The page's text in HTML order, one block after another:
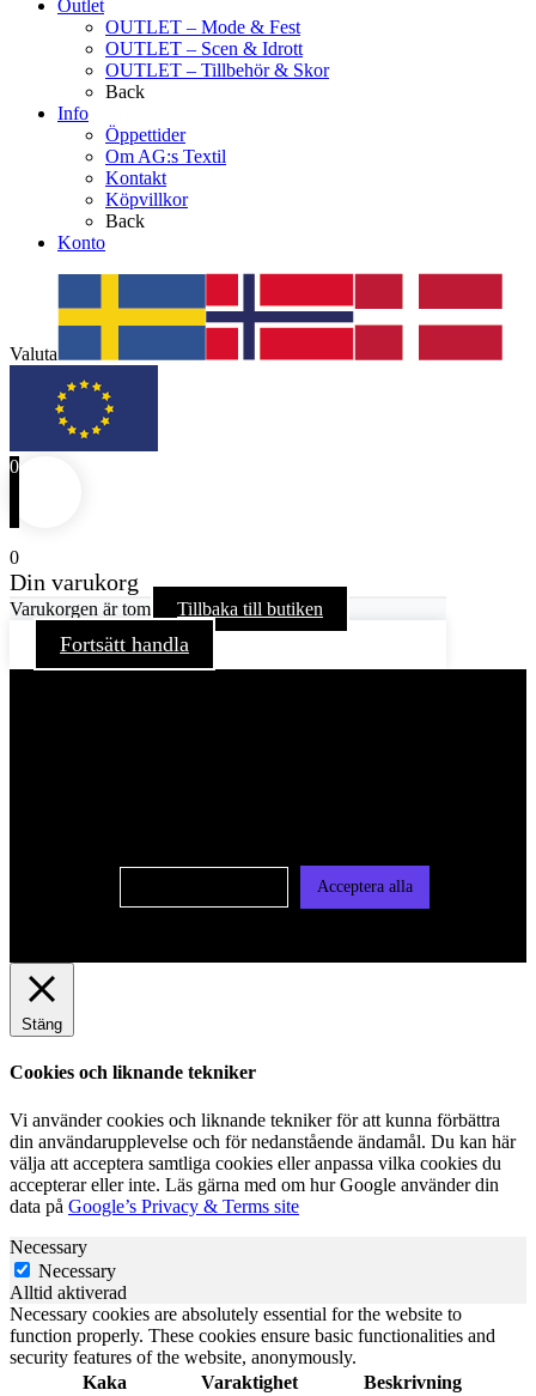
Outlet
OUTLET – Mode & Fest
OUTLET – Scen & Idrott
OUTLET – Tillbehör & Skor
Back
Info
Öppettider
Om AG:s Textil
Kontakt
Köpvillkor
Back
Konto
Valuta
0
0
Din varukorg
Varukorgen är tom Tillbaka till butiken
Fortsätt handla
Acceptera alla
Stäng
Cookies och liknande tekniker
Vi använder cookies och liknande tekniker för att kunna förbättra
din användarupplevelse och för nedanstående ändamål. Du kan här
välja att acceptera samtliga cookies eller anpassa vilka cookies du
accepterar eller inte. Läs gärna med om hur Google använder din
data på Google’s Privacy & Terms site
Necessary
Necessary
Alltid aktiverad
Necessary cookies are absolutely essential for the website to
function properly. These cookies ensure basic functionalities and
security features of the website, anonymously.
Kaka
Varaktighet Beskrivning